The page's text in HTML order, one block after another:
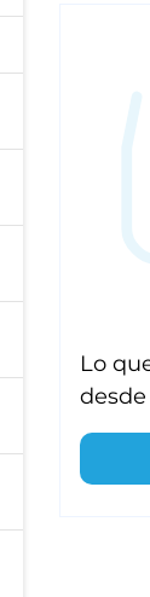
Lo